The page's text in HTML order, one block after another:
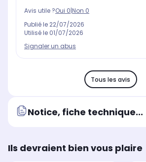
Avis utile ?Oui 0|Non 0
Publié le 22/07/2026
Utilisé le 01/07/2026
Signaler un abus
Tous les avis
Notice, fiche technique...
Ils devraient bien vous plaire